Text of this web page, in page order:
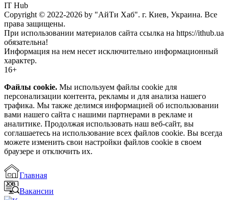
IT Hub
Copyright © 2022-2026 by "АйТи Хаб". г. Киев, Украина. Все
права защищены.
При использовании материалов сайта ссылка на https://ithub.ua
обязательна!
Информация на нем несет исключительно информационный
характер.
16+
Файлы cookie. Мы используем файлы cookie для
персонализации контента, рекламы и для анализа нашего
трафика. Мы также делимся информацией об использовании
вами нашего сайта с нашими партнерами в рекламе и
аналитике. Продолжая использовать наш веб-сайт, вы
соглашаетесь на использование всех файлов cookie. Вы всегда
можете изменить свои настройки файлов cookie в своем
браузере и отключить их.
Главная
Вакансии